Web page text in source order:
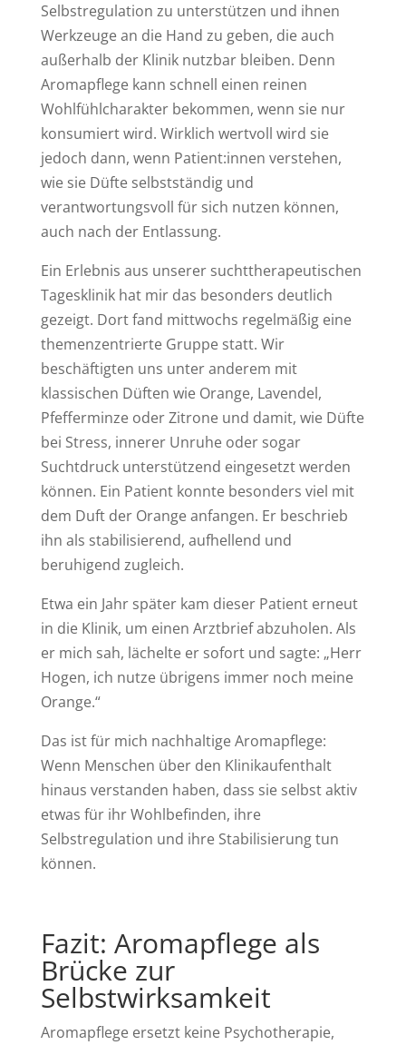
Selbstregulation zu unterstützen und ihnen
Werkzeuge an die Hand zu geben, die auch
außerhalb der Klinik nutzbar bleiben. Denn
Aromapflege kann schnell einen reinen
Wohlfühlcharakter bekommen, wenn sie nur
konsumiert wird. Wirklich wertvoll wird sie
jedoch dann, wenn Patient:innen verstehen,
wie sie Düfte selbstständig und
verantwortungsvoll für sich nutzen können,
auch nach der Entlassung.
Ein Erlebnis aus unserer suchttherapeutischen
Tagesklinik hat mir das besonders deutlich
gezeigt. Dort fand mittwochs regelmäßig eine
themenzentrierte Gruppe statt. Wir
beschäftigten uns unter anderem mit
klassischen Düften wie Orange, Lavendel,
Pfefferminze oder Zitrone und damit, wie Düfte
bei Stress, innerer Unruhe oder sogar
Suchtdruck unterstützend eingesetzt werden
können. Ein Patient konnte besonders viel mit
dem Duft der Orange anfangen. Er beschrieb
ihn als stabilisierend, aufhellend und
beruhigend zugleich.
Etwa ein Jahr später kam dieser Patient erneut
in die Klinik, um einen Arztbrief abzuholen. Als
er mich sah, lächelte er sofort und sagte: „Herr
Hogen, ich nutze übrigens immer noch meine
Orange.“
Das ist für mich nachhaltige Aromapflege:
Wenn Menschen über den Klinikaufenthalt
hinaus verstanden haben, dass sie selbst aktiv
etwas für ihr Wohlbefinden, ihre
Selbstregulation und ihre Stabilisierung tun
können.
Fazit: Aromapflege als
Brücke zur
Selbstwirksamkeit
Aromapflege ersetzt keine Psychotherapie,